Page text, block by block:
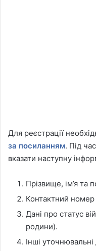
Для реєстрації
за посиланням. Під
вказати наступну
Прізвище, ім’я та
Контактний номер
Дані про статус
родини).
Інші